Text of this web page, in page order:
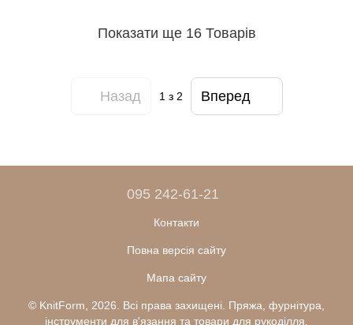
Показати ще 16 Товарів
Назад 1 з 2 Вперед
095 242-61-21
Контакти
Повна версія сайту
Мапа сайту
© KnitForm, 2026. Всі права захищені. Пряжа, фурнітура,
інструменти для в'язання та товари для рукоділля.